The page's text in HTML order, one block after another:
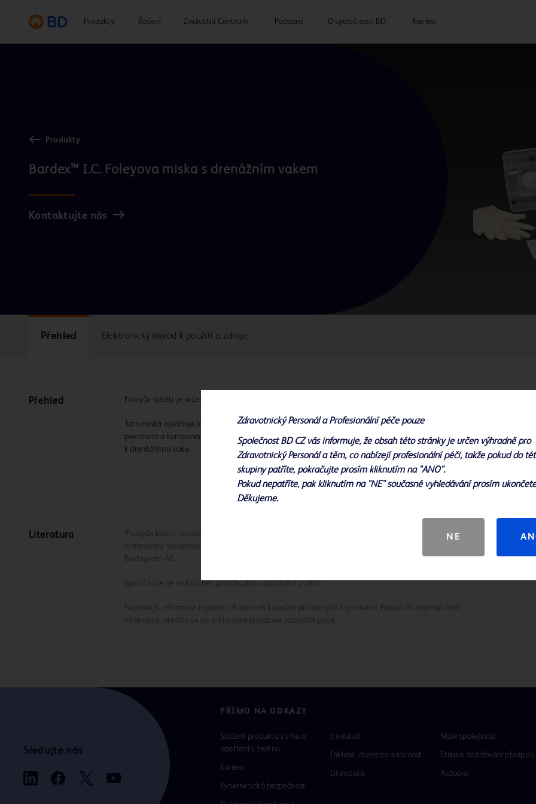
Produkty Řešení Znalostní Centrum Podpora O společnosti BD Kariéra
Produkty
Kontaktujte nás
Přehled Elektronický návod k použití a zdroje
Přehled Foleyův katétr je určen pro drenáž, sběr nebo měření moči.
Tato miska obsahuje latexový katétr s protiinfekčním hydrogelovým
povrchem a komponenty pro katetrizaci. Katétr je předem připojen
k drenážnímu vaku.
Literatura
*Foleyův katétr obsažený v Bardex™ I.C. Systém obsahuje povrch ze slitiny stříbra Bacti-Guard™
licencovaný společností Bactiguard AB. Bacti-Guard je registrovaná ochranná známka společnosti
Bactiguard AB.
Specifikace se mohou bez předchozího upozornění změnit.
Nejnovější informace najdete v Pokynech k použití přibalených k produktu. Pokud vás zajímají další
informace, obraťte se na svého poskytovatele zdravotní péče.
Sledujte nás
PŘÍMO NA ODKAZY
Stažení produktu z trhu a
opatření v terénu
Kariéra
Kybernetická bezpečnost
Investoři
Inkluze, diverzita a rovnost
Literatura
Naše společnost
Etika a dodržování předpisů
Podpora
Zdravotnický Personál a Profesionální péče pouze
Společnost BD CZ vás informuje, že obsah této stránky je určen výhradně pro
Zdravotnický Personál a těm, co nabízejí profesionální péči, takže pokud do
skupiny patříte, pokračujte prosím kliknutím na "ANO".
Pokud nepatříte, pak kliknutím na "NE" současné vyhledávání prosím
Děkujeme.
NE